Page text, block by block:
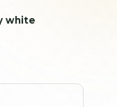
white